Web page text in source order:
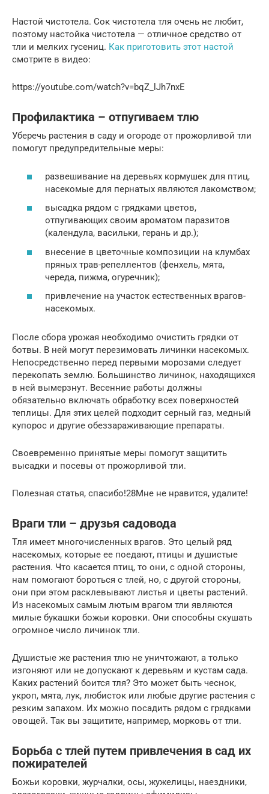
Настой чистотела. Сок чистотела тля очень не любит,
поэтому настойка чистотела — отличное средство от
тли и мелких гусениц. Как приготовить этот настой
смотрите в видео:
https://youtube.com/watch?v=bqZ_lJh7nxE
Профилактика – отпугиваем тлю
Уберечь растения в саду и огороде от прожорливой тли
помогут предупредительные меры:
развешивание на деревьях кормушек для птиц,
насекомые для пернатых являются лакомством;
высадка рядом с грядками цветов,
отпугивающих своим ароматом паразитов
(календула, васильки, герань и др.);
внесение в цветочные композиции на клумбах
пряных трав-репеллентов (фенхель, мята,
череда, пижма, огуречник);
привлечение на участок естественных врагов-
насекомых.
После сбора урожая необходимо очистить грядки от
ботвы. В ней могут перезимовать личинки насекомых.
Непосредственно перед первыми морозами следует
перекопать землю. Большинство личинок, находящихся
в ней вымерзнут. Весенние работы должны
обязательно включать обработку всех поверхностей
теплицы. Для этих целей подходит серный газ, медный
купорос и другие обеззараживающие препараты.
Своевременно принятые меры помогут защитить
высадки и посевы от прожорливой тли.
Полезная статья, спасибо!28Мне не нравится, удалите!
Враги тли – друзья садовода
Тля имеет многочисленных врагов. Это целый ряд
насекомых, которые ее поедают, птицы и душистые
растения. Что касается птиц, то они, с одной стороны,
нам помогают бороться с тлей, но, с другой стороны,
они при этом расклевывают листья и цветы растений.
Из насекомых самым лютым врагом тли являются
милые букашки божьи коровки. Они способны скушать
огромное число личинок тли.
Душистые же растения тлю не уничтожают, а только
изгоняют или не допускают к деревьям и кустам сада.
Каких растений боится тля? Это может быть чеснок,
укроп, мята, лук, любисток или любые другие растения с
резким запахом. Их можно посадить рядом с грядками
овощей. Так вы защитите, например, морковь от тли.
Борьба с тлей путем привлечения в сад их
пожирателей
Божьи коровки, журчалки, осы, жужелицы, наездники,